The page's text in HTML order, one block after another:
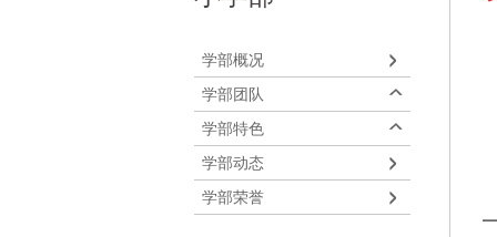
学部概况
学部团队
学部特色
学部动态
学部荣誉